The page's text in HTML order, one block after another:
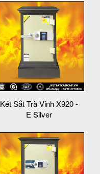
Két Sắt Trà Vinh X920 -
E Silver